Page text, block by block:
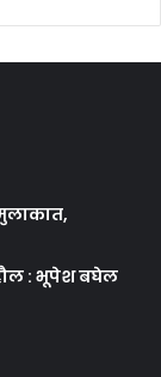
: भूपेश बघेल